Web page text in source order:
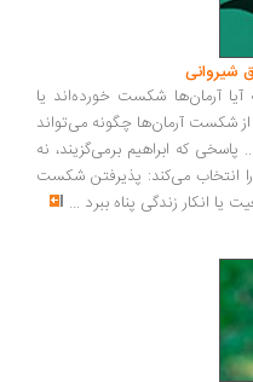
شکست خورده‌اند یا
چگونه می‌تواند
ابراهیم برمی‌گزیند، نه
می‌کند: پذیرفتن شکست
زندگی پناه ببرد...